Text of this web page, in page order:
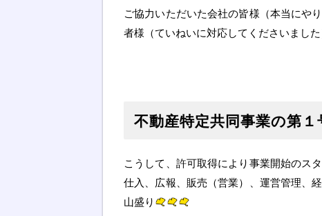
ご協力いただいた会社の皆様（本当にや
者様（ていねいに対応してくださいまし
不動産特定共同事業の第
こうして、許可取得により事業開始のス
仕入、広報、販売（営業）、運営管理、
山盛り